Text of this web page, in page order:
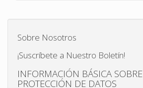
Sobre Nosotros
¡Suscríbete a Nuestro Boletín!
INFORMACIÓN BÁSICA SOBRE
PROTECCIÓN DE DATOS